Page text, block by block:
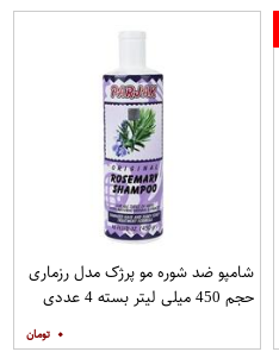
شامپو ضد شوره مو پرژک مدل رزماری
حجم 450 میلی لیتر بسته 4 عددی
۰